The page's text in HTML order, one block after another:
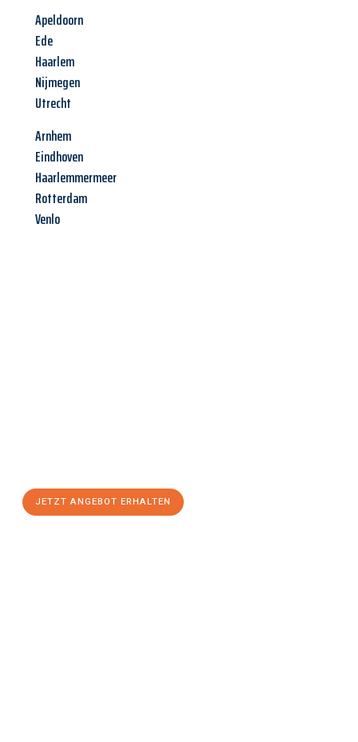
Apeldoorn
Ede
Haarlem
Nijmegen
Utrecht
Arnhem
Eindhoven
Haarlemmermeer
Rotterdam
Venlo
JETZT ANGEBOT ERHALTEN